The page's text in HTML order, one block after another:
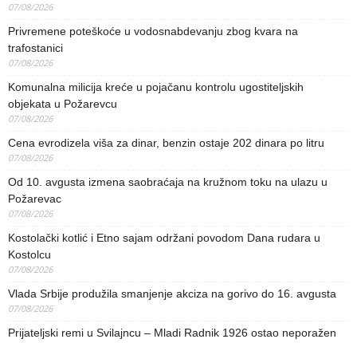
07/08/2026
Privremene poteškoće u vodosnabdevanju zbog kvara na
trafostanici
07/08/2026
Komunalna milicija kreće u pojačanu kontrolu ugostiteljskih
objekata u Požarevcu
07/08/2026
Cena evrodizela viša za dinar, benzin ostaje 202 dinara po litru
07/08/2026
Od 10. avgusta izmena saobraćaja na kružnom toku na ulazu u
Požarevac
07/08/2026
Kostolački kotlić i Etno sajam održani povodom Dana rudara u
Kostolcu
07/08/2026
Vlada Srbije produžila smanjenje akciza na gorivo do 16. avgusta
07/08/2026
Prijateljski remi u Svilajncu – Mladi Radnik 1926 ostao neporažen